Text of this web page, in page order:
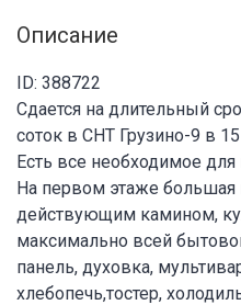
Описание
ID: 388722
Сдается на длительный
соток в СНТ Грузино-9 в
Есть все необходимое
На первом этаже большая
действующим камином,
максимально всей
панель, духовка,
хлебопечь,тостер,